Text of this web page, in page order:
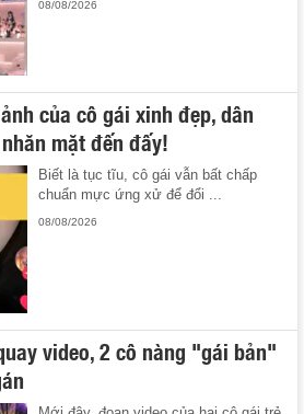
08/08/2026
của cô gái xinh đẹp, dân
mặt đến đấy!
Biết là tục tĩu, cô gái vẫn bất chấp
chuẩn mực ứng xử để đổi ...
08/08/2026
video, 2 cô nàng "gái bản"